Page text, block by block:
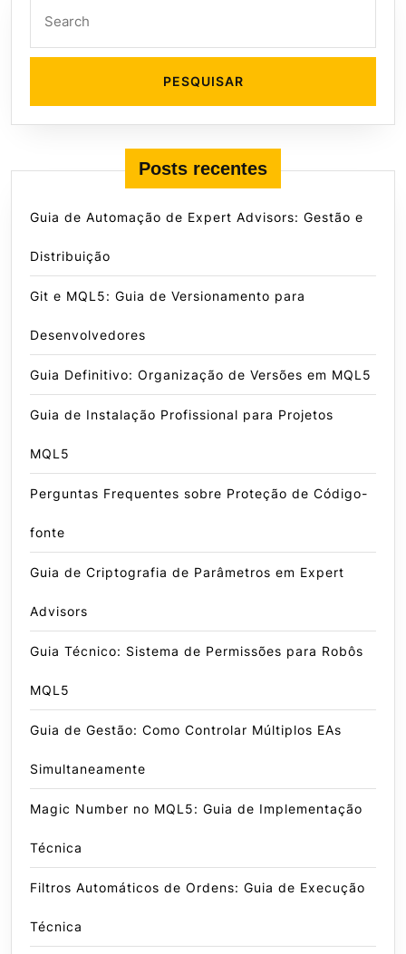
Posts recentes
Guia de Automação de Expert Advisors: Gestão e
Distribuição
Git e MQL5: Guia de Versionamento para
Desenvolvedores
Guia Definitivo: Organização de Versões em MQL5
Guia de Instalação Profissional para Projetos
MQL5
Perguntas Frequentes sobre Proteção de Código-
fonte
Guia de Criptografia de Parâmetros em Expert
Advisors
Guia Técnico: Sistema de Permissões para Robôs
MQL5
Guia de Gestão: Como Controlar Múltiplos EAs
Simultaneamente
Magic Number no MQL5: Guia de Implementação
Técnica
Filtros Automáticos de Ordens: Guia de Execução
Técnica